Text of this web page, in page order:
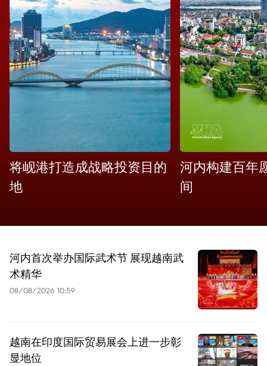
将岘港打造成战略投资目的
地
河内构建百年
间
河内首次举办国际武术节 展现越南武
术精华
08/08/2026 10:59
越南在印度国际贸易展会上进一步彰
显地位